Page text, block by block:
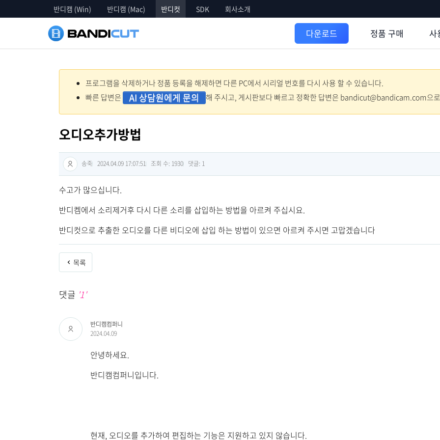
반디캠 (Win) 반디캠 (Mac) 반디컷 SDK 회사소개
다운로드 정품 구매 사
프로그램을 삭제하거나 정품 등록을 해제하면 다른 PC에서 시리얼 번호를 다시 사용 할 수 있습니다.
빠른 답변은
AI 상담원에게 문의 해 주시고, 게시판보다 빠르고 정확한 답변은 bandicut@bandicam.com으
오디오추가방법
송죽 2024.04.09 17:07:51 조회 수: 1930 댓글: 1
수고가 많으십니다.
반디켐에서 소리제거후 다시 다른 소리를 삽입하는 방법을 아르켜 주십시요.
반디컷으로 추출한 오디오를 다른 비디오에 삽입 하는 방법이 있으면 아르켜 주시면 고맙겠습니다
목록
댓글 '1'
반디캠컴퍼니
2024.04.09
안녕하세요.
반디캠컴퍼니입니다.
현재, 오디오를 추가하여 편집하는 기능은 지원하고 있지 않습니다.